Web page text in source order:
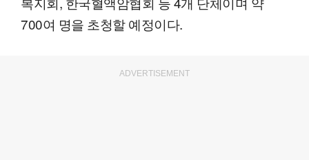
700여 명을 초청할 예정이다.
ADVERTISEMENT